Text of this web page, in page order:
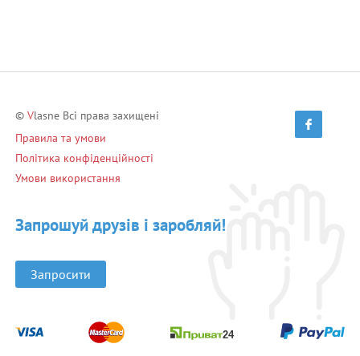
© Vlasne Всі права захищені
Правила та умови
Політика конфіденційності
Умови використання
Запрошуй друзів і заробляй!
Запросити